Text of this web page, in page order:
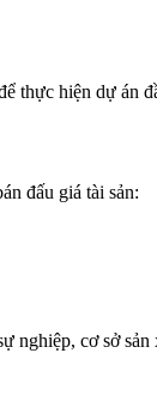
thực hiện dự án
đấu giá tài sản:
cơ sở